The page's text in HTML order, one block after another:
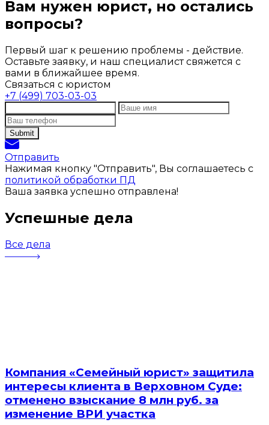
Вам нужен юрист, но остались
вопросы?
Первый шаг к решению проблемы - действие.
Оставьте заявку, и наш специалист свяжется с
вами в ближайшее время.
Связаться с юристом
+7 (499) 703-03-03
Отправить
Нажимая кнопку "Отправить", Вы соглашаетесь с
политикой обработки ПД
Ваша заявка успешно отправлена!
Успешные дела
Все дела
Компания «Семейный юрист» защитила
интересы клиента в Верховном Суде:
отменено взыскание 8 млн руб. за
изменение ВРИ участка